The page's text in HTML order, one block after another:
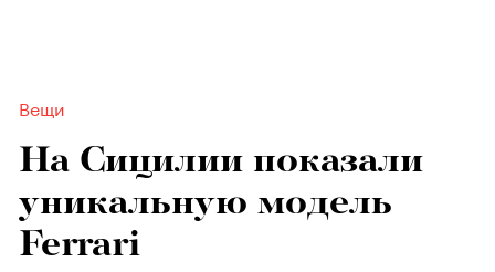
Вещи
На Сицилии показали
уникальную модель
Ferrari